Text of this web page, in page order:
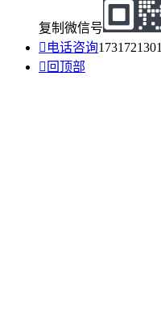
复制微信号
 电话咨询
 回顶部